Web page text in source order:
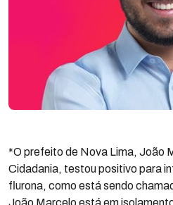
*O prefeito de Nova Lima, João
Cidadania, testou positivo para
flurona, como está sendo
João Marcelo está em